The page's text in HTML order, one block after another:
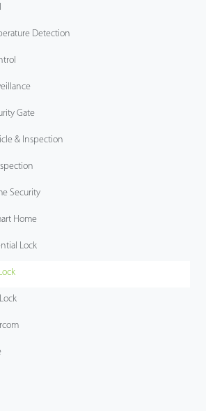
Detection
Gate
& Inspection
Security
Home
Lock